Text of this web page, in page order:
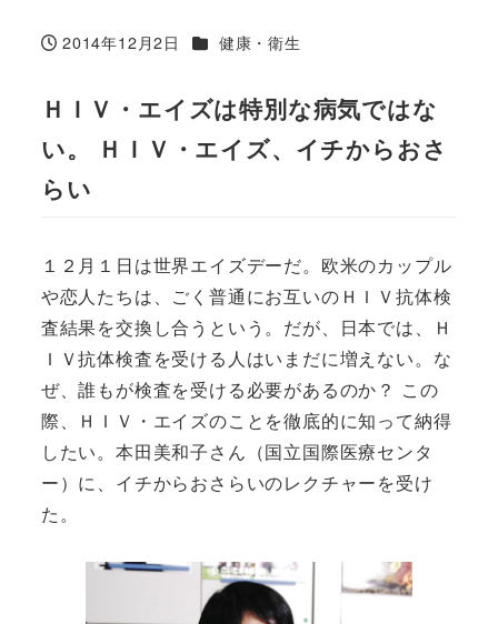
投稿日
2014年12月2日 カテゴリー
健康・衛生
ＨＩＶ・エイズは特別な病気ではな
い。 ＨＩＶ・エイズ、イチからおさ
らい
１２月１日は世界エイズデーだ。欧米のカップル
や恋人たちは、ごく普通にお互いのＨＩＶ抗体検
査結果を交換し合うという。だが、日本では、Ｈ
ＩＶ抗体検査を受ける人はいまだに増えない。な
ぜ、誰もが検査を受ける必要があるのか？ この
際、ＨＩＶ・エイズのことを徹底的に知って納得
したい。本田美和子さん（国立国際医療センタ
ー）に、イチからおさらいのレクチャーを受け
た。